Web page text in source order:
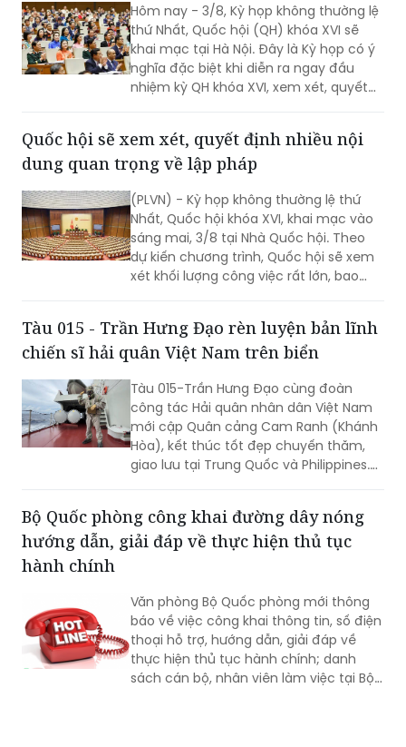
Hôm nay - 3/8, Kỳ họp không thường lệ
thứ Nhất, Quốc hội (QH) khóa XVI sẽ
khai mạc tại Hà Nội. Đây là Kỳ họp có ý
nghĩa đặc biệt khi diễn ra ngay đầu
nhiệm kỳ QH khóa XVI, xem xét, quyết
và các vấn đề thuộc thẩm quyền của
QH. Việc các cơ quan của QH và Chính
chuẩn bị cho thấy quyết tâm đưa các
chủ trương của Đảng nhanh chóng đi
vào cuộc sống thông qua những quyết
sách kịp thời của QH.
Quốc hội sẽ xem xét, quyết định nhiều nội
dung quan trọng về lập pháp
(PLVN) - Kỳ họp không thường lệ thứ
Nhất, Quốc hội khóa XVI, khai mạc vào
sáng mai, 3/8 tại Nhà Quốc hội. Theo
dự kiến chương trình, Quốc hội sẽ xem
xét khối lượng công việc rất lớn, bao
Tàu 015 - Trần Hưng Đạo rèn luyện bản lĩnh
chiến sĩ hải quân Việt Nam trên biển
Tàu 015-Trần Hưng Đạo cùng đoàn
công tác Hải quân nhân dân Việt Nam
mới cập Quân cảng Cam Ranh (Khánh
Hòa), kết thúc tốt đẹp chuyến thăm,
giao lưu tại Trung Quốc và Philippines.
trực sẵn sàng chiến đấu, trực canh, đi
ca; tổ chức luyện tập các phương án...
Bộ Quốc phòng công khai đường dây nóng
hướng dẫn, giải đáp về thực hiện thủ tục
hành chính
Văn phòng Bộ Quốc phòng mới thông
báo về việc công khai thông tin, số điện
thoại hỗ trợ, hướng dẫn, giải đáp về
thực hiện thủ tục hành chính; danh
sách cán bộ, nhân viên làm việc tại Bộ